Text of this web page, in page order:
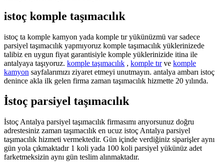
istoç komple taşımacılık
istoç ta komple kamyon yada komple tır yükünüzmü var sadece
parsiyel taşımacılık yapmıyoruz komple taşımacılık yüklerinizede
talibiz en uygun fiyat garantisiyle komple yüklerinizide itina ile
antalyaya taşıyoruz. komple taşımacılık , komple tırve komple
kamyon sayfalarımızı ziyaret etmeyi unutmayın. antalya ambarı istoç
denince akla ilk gelen firma zaman taşımacılık hizmette 20 yılında.
İstoç parsiyel taşımacılık
İstoç Antalya parsiyel taşımacılık firmasımı arıyorsunuz doğru
adrestesiniz zaman taşımacılık en ucuz istoç Antalya parsiyel
taşımacılık hizmeti vermektedir. Gün içinde verdiğiniz siparişler aynı
gün yola çıkmaktadır 1 koli yada 100 koli parsiyel yükünüz adet
farketmeksizin aynı gün teslim alınmaktadır.